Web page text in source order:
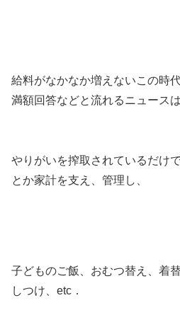
給料がなかなか増えないこの時
満額回答などと流れるニュース
やりがいを搾取されているだけ
とか家計を支え、管理し、
子どものご飯、おむつ替え、着
しつけ、etc．